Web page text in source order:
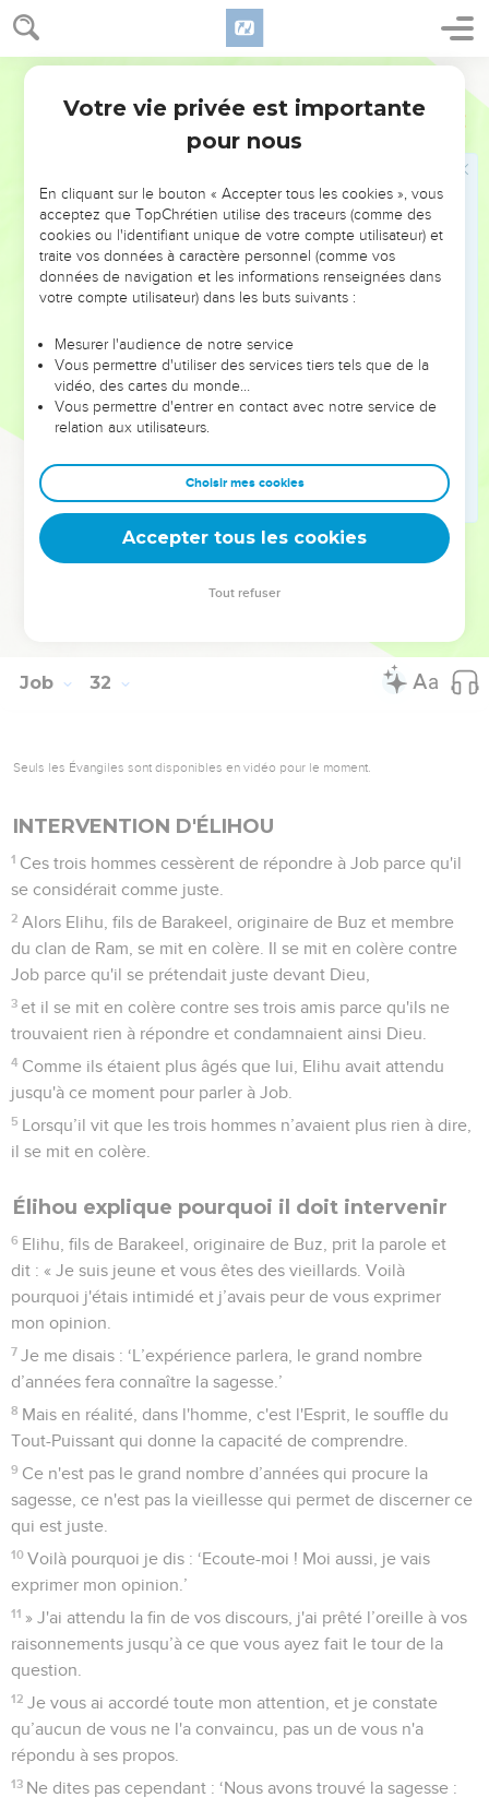
31
31 Les occupants de ma tente disaient : ‘Peut-on trouver
quelqu’un qui n'ait pas été rassasié grâce à sa viande ?’
32
L'étranger ne passait pas la nuit dehors, j'ouvrais ma porte
au voyageur.
» Ai-je, comme Adam, caché ma transgression, cherché à
parce que je redoutais le qu’en-dira-t-on, parce que j’étais
effrayé par le mépris des familles au point de garder le
silence et de ne pas oser sortir ?
» Si seulement quelqu'un m'écoutait ! Voilà mon dernier
écrite par mon adversaire,
je la mettrai sur mon épaule, je la porterai sur mon front
comme une couronne.
Je lui rendrai compte de ma conduite dans le détail, je
m'approcherai de lui comme un prince.
» Si mon terrain crie contre moi et que ses sillons versent
des larmes,
si j'ai mangé son produit sans le payer et que j'aie fait le
Job 32
Seuls les Évangiles sont disponibles en vidéo pour le moment.
INTERVENTION D'ÉLIHOU
1 Ces trois hommes cessèrent de répondre à Job parce qu'il
se considérait comme juste.
2 Alors Elihu, fils de Barakeel, originaire de Buz et membre
du clan de Ram, se mit en colère. Il se mit en colère contre
Job parce qu'il se prétendait juste devant Dieu,
3 et il se mit en colère contre ses trois amis parce qu'ils ne
trouvaient rien à répondre et condamnaient ainsi Dieu.
4 Comme ils étaient plus âgés que lui, Elihu avait attendu
jusqu'à ce moment pour parler à Job.
5 Lorsqu’il vit que les trois hommes n’avaient plus rien à dire,
il se mit en colère.
Élihou explique pourquoi il doit intervenir
6 Elihu, fils de Barakeel, originaire de Buz, prit la parole et
dit : « Je suis jeune et vous êtes des vieillards. Voilà
pourquoi j'étais intimidé et j’avais peur de vous exprimer
mon opinion.
7 Je me disais : ‘L’expérience parlera, le grand nombre
d’années fera connaître la sagesse.’
8 Mais en réalité, dans l'homme, c'est l'Esprit, le souffle du
Tout-Puissant qui donne la capacité de comprendre.
9 Ce n'est pas le grand nombre d’années qui procure la
sagesse, ce n'est pas la vieillesse qui permet de discerner ce
qui est juste.
10 Voilà pourquoi je dis : ‘Ecoute-moi ! Moi aussi, je vais
exprimer mon opinion.’
11 » J'ai attendu la fin de vos discours, j'ai prêté l’oreille à vos
raisonnements jusqu’à ce que vous ayez fait le tour de la
question.
12 Je vous ai accordé toute mon attention, et je constate
qu’aucun de vous ne l'a convaincu, pas un de vous n'a
répondu à ses propos.
13 Ne dites pas cependant : ‘Nous avons trouvé la sagesse :
Votre vie privée est importante
pour nous
En cliquant sur le bouton « Accepter tous les cookies », vous
acceptez que TopChrétien utilise des traceurs (comme des
cookies ou l'identifiant unique de votre compte utilisateur) et
traite vos données à caractère personnel (comme vos
données de navigation et les informations renseignées dans
votre compte utilisateur) dans les buts suivants :
Mesurer l'audience de notre service
Vous permettre d'utiliser des services tiers tels que de la
vidéo, des cartes du monde…
Vous permettre d'entrer en contact avec notre service de
relation aux utilisateurs.
Choisir mes cookies
Accepter tous les cookies
Tout refuser